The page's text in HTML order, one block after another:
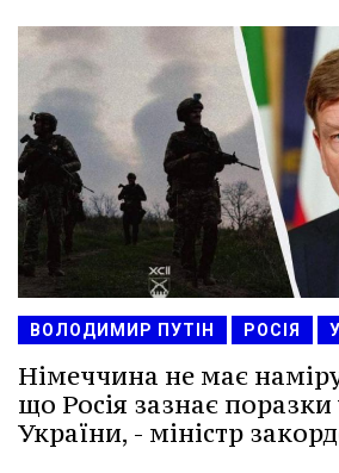
ВОЛОДИМИР ПУТІН РОСІЯ
Німеччина не має
що Росія зазнає поразки
України, - міністр